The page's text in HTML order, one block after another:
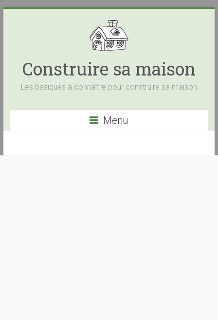
Construire sa maison
Les basiques à connaître pour construire sa maison
Menu